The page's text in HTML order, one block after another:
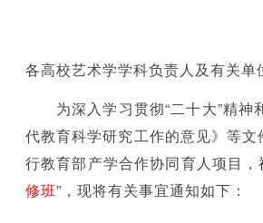
各高校艺术学学科负责人及有关单
为深入学习贯彻“二十大”精
代教育科学研究工作的意见》等
行教育部产学合作协同育人项目，
修班”，现将有关事宜通知如下：